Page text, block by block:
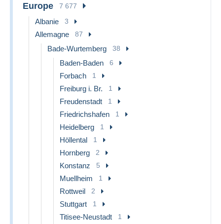
Europe 7 677
Albanie 3
Allemagne 87
Bade-Wurtemberg 38
Baden-Baden 6
Forbach 1
Freiburg i. Br. 1
Freudenstadt 1
Friedrichshafen 1
Heidelberg 1
Höllental 1
Hornberg 2
Konstanz 5
Muellheim 1
Rottweil 2
Stuttgart 1
Titisee-Neustadt 1